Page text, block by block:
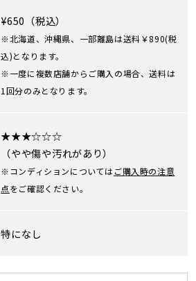
¥650（税込）
※北海道、沖縄県、一部離島は送料￥890(税
込)となります。
※一度に複数店舗からご購入の場合、送料は
1回分のみとなります。
★★★☆☆☆
（やや傷や汚れがあり）
※コンディションについてはご購入時の注意
点をご確認ください。
特になし